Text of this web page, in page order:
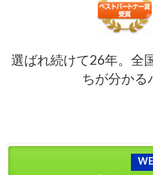
選ばれ続けて26年。全
ちが分かる